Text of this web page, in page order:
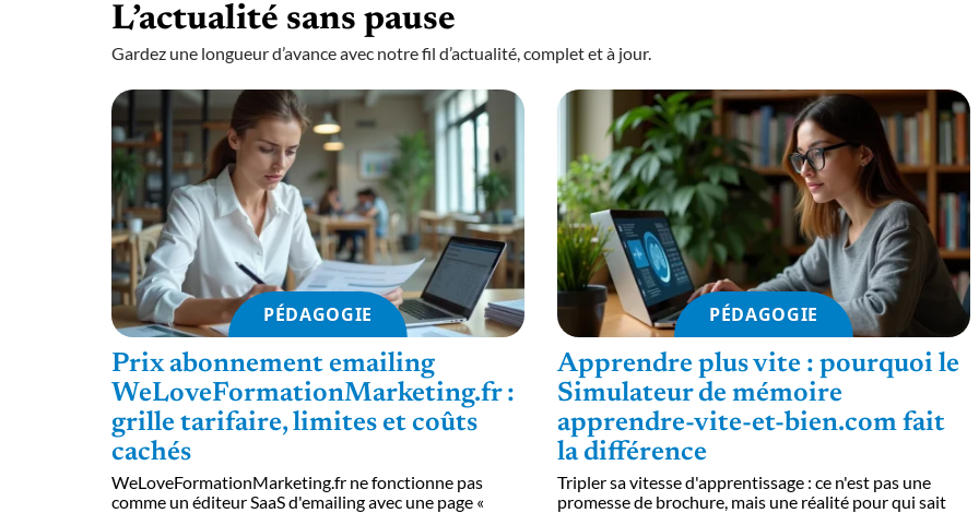
L’actualité sans pause
Gardez une longueur d’avance avec notre fil d’actualité, complet et à jour.
PÉDAGOGIE
Prix abonnement emailing
WeLoveFormationMarketing.fr :
grille tarifaire, limites et coûts
cachés
WeLoveFormationMarketing.fr ne fonctionne pas
comme un éditeur SaaS d'emailing avec une page «
PÉDAGOGIE
Apprendre plus vite : pourquoi le
Simulateur de mémoire
apprendre-vite-et-bien.com fait
la différence
Tripler sa vitesse d'apprentissage : ce n'est pas une
promesse de brochure, mais une réalité pour qui sait